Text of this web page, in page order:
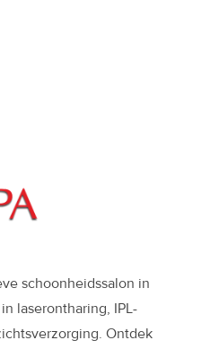
schoonheidssalon in
laserontharing, IPL-
Ontdek